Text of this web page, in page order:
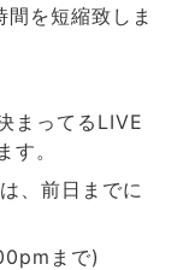
を短縮致しま
まってるLIVE
す。
、前日までに
まで)